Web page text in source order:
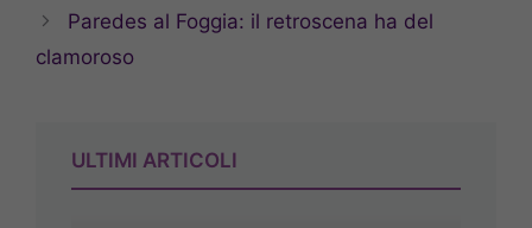
Paredes al Foggia: il retroscena ha del
clamoroso
ULTIMI ARTICOLI